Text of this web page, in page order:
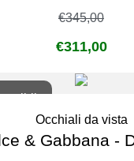
€345,00
€311,00
Occhiali da vista
& Gabbana -